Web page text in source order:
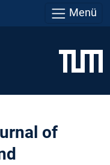
Menü
of